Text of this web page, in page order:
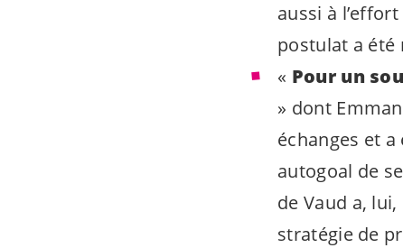
aussi à
postulat a été
« Pour un
» dont
échanges et
autogoal de
de Vaud a,
stratégie de